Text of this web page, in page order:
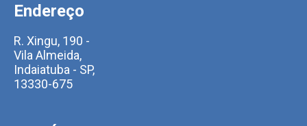
Endereço
R. Xingu, 190 -
Vila Almeida,
Indaiatuba - SP,
13330-675